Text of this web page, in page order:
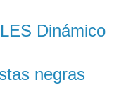
Dinámico
negras